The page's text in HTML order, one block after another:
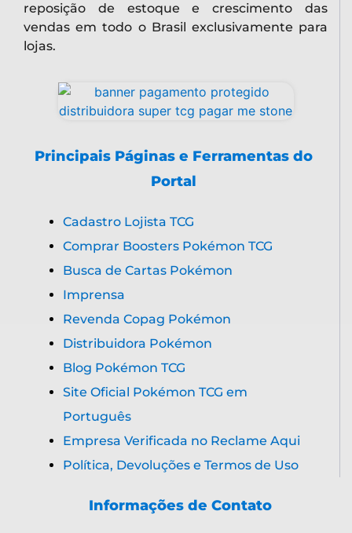
reposição de estoque e crescimento das
vendas em todo o Brasil exclusivamente para
lojas.
Principais Páginas e Ferramentas do
Portal
Cadastro Lojista TCG
Comprar Boosters Pokémon TCG
Busca de Cartas Pokémon
Imprensa
Revenda Copag Pokémon
Distribuidora Pokémon
Blog Pokémon TCG
Site Oficial Pokémon TCG em
Português
Empresa Verificada no Reclame Aqui
Política, Devoluções e Termos de Uso
Informações de Contato